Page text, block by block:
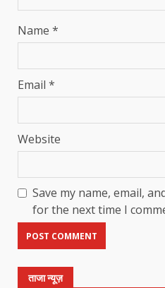
Name *
Email *
Website
Save my name, email,
for the next time I
ताजा न्यूज़